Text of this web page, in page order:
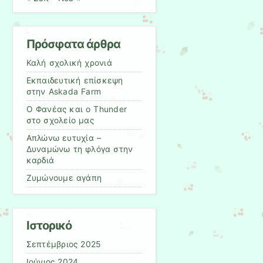
Πρόσφατα άρθρα
Καλή σχολική χρονιά
Εκπαιδευτική επίσκεψη
στην Askada Farm
Ο Φανέας και ο Thunder
στο σχολείο μας
Απλώνω ευτυχία –
Δυναμώνω τη φλόγα στην
καρδιά
Ζυμώνουμε αγάπη
Ιστορικό
Σεπτέμβριος 2025